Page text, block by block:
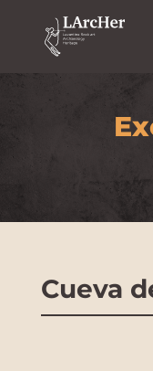
Cueva